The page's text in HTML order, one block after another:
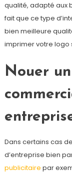
qualité, adapté aux
fait que ce type
bien meilleure
imprimer votre logo
Nouer
Dans certains cas
d’entreprise bien
publicitaire par